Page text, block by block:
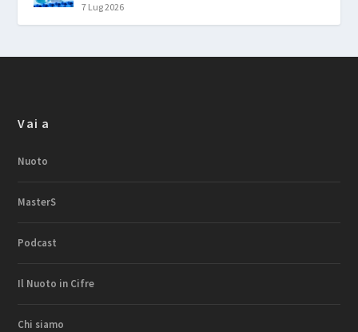
7 Lug 2026
Vai a
Nuoto
MasterS
Podcast
Il Nuoto in Cifre
Chi siamo